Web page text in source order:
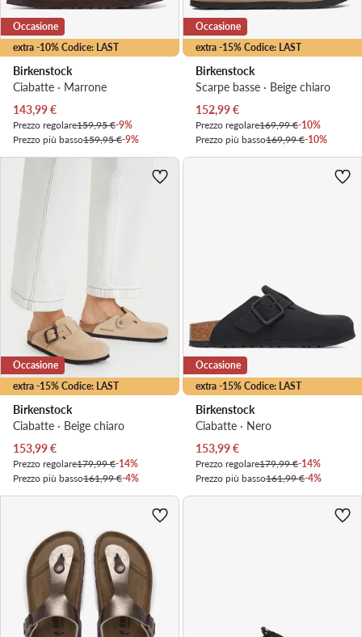
extra -10% Codice: LAST
Occasione
Birkenstock
Ciabatte · Marrone
Prezzo attuale
143,99€
Prezzo regolare159,95 €-9%
Prezzo più basso159,95 €-9%
extra -15% Codice: LAST
Occasione
Birkenstock
Scarpe basse · Beige chiaro
Prezzo attuale
152,99€
Prezzo regolare169,99 €-10%
Prezzo più basso169,99 €-10%
extra -15% Codice: LAST
Occasione
Birkenstock
Ciabatte · Beige chiaro
Prezzo attuale
153,99€
Prezzo regolare179,99 €-14%
Prezzo più basso161,99 €-4%
extra -15% Codice: LAST
Occasione
Birkenstock
Ciabatte · Nero
Prezzo attuale
153,99€
Prezzo regolare179,99 €-14%
Prezzo più basso161,99 €-4%